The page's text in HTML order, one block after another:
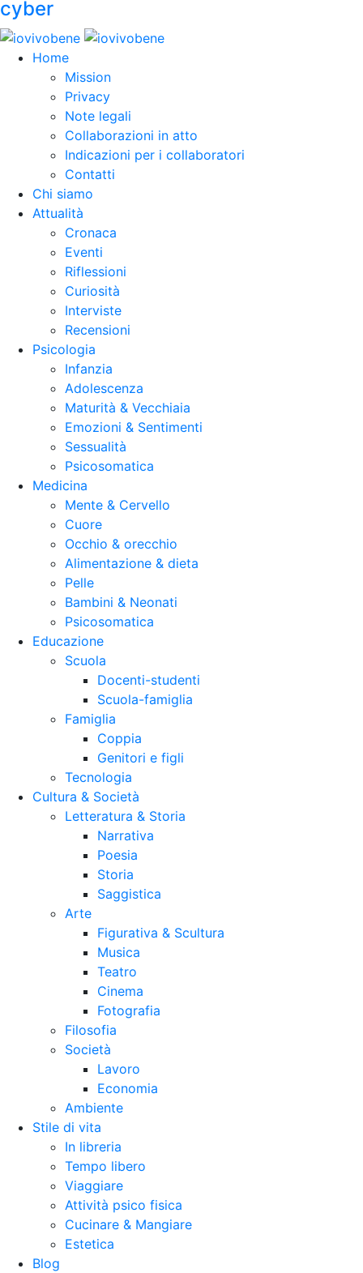
cyber
Home
Mission
Privacy
Note legali
Collaborazioni in atto
Indicazioni per i collaboratori
Contatti
Chi siamo
Attualità
Cronaca
Eventi
Riflessioni
Curiosità
Interviste
Recensioni
Psicologia
Infanzia
Adolescenza
Maturità & Vecchiaia
Emozioni & Sentimenti
Sessualità
Psicosomatica
Medicina
Mente & Cervello
Cuore
Occhio & orecchio
Alimentazione & dieta
Pelle
Bambini & Neonati
Psicosomatica
Educazione
Scuola
Docenti-studenti
Scuola-famiglia
Famiglia
Coppia
Genitori e figli
Tecnologia
Cultura & Società
Letteratura & Storia
Narrativa
Poesia
Storia
Saggistica
Arte
Figurativa & Scultura
Musica
Teatro
Cinema
Fotografia
Filosofia
Società
Lavoro
Economia
Ambiente
Stile di vita
In libreria
Tempo libero
Viaggiare
Attività psico fisica
Cucinare & Mangiare
Estetica
Blog